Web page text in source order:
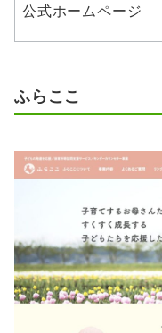
公式ホームページ
ふらここ